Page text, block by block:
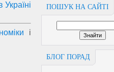
ПОШУК НА САЙТІ
БЛОГ ПОРАД
і